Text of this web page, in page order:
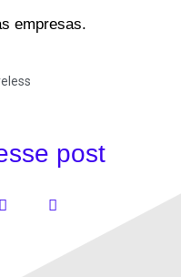
empresas.
post